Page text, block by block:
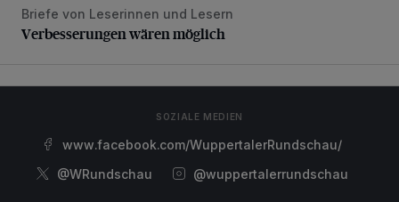
Verbesserungen wären möglich
Briefe von Leserinnen und Lesern
Verbesserungen wären möglich
SOZIALE MEDIEN
www.facebook.com/WuppertalerRundschau/
@WRundschau
@wuppertalerrundschau